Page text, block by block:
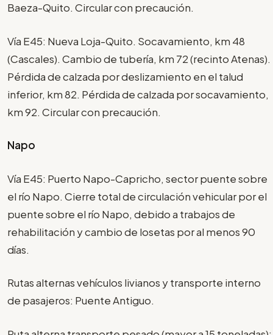
Baeza-Quito. Circular con precaución.
Vía E45: Nueva Loja-Quito. Socavamiento, km 48
(Cascales). Cambio de tubería, km 72 (recinto Atenas).
Pérdida de calzada por deslizamiento en el talud
inferior, km 82. Pérdida de calzada por socavamiento,
km 92. Circular con precaución.
Napo
Vía E45: Puerto Napo-Capricho, sector puente sobre
el río Napo. Cierre total de circulación vehicular por el
puente sobre el río Napo, debido a trabajos de
rehabilitación y cambio de losetas por al menos 90
días.
Rutas alternas vehículos livianos y transporte interno
de pasajeros: Puente Antiguo.